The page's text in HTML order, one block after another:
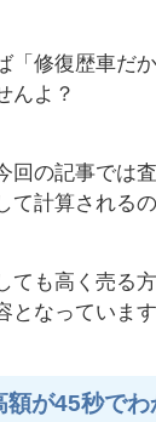
「修復歴車だ
んよ？
回の記事では
計算される
ても高く売る
なっていま
額が45秒で